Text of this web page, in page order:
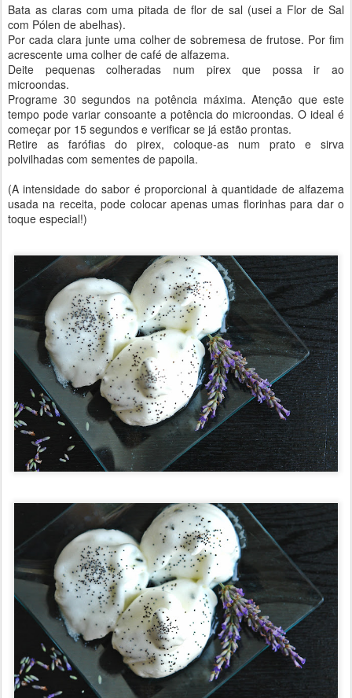
Bata as claras com uma pitada de flor de sal (usei a Flor de Sal
com Pólen de abelhas).
Por cada clara junte uma colher de sobremesa de frutose. Por fim
acrescente uma colher de café de alfazema.
Deite pequenas colheradas num pirex que possa ir ao
microondas.
Programe 30 segundos na potência máxima. Atenção que este
tempo pode variar consoante a potência do microondas. O ideal é
começar por 15 segundos e verificar se já estão prontas.
Retire as farófias do pirex, coloque-as num prato e sirva
polvilhadas com sementes de papoila.
(A intensidade do sabor é proporcional à quantidade de alfazema
usada na receita, pode colocar apenas umas florinhas para dar o
toque especial!)